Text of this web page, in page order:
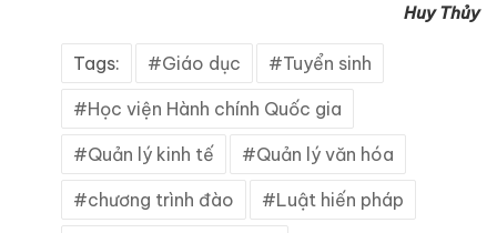
Huy Thủy
Tags: Giáo dục Tuyển sinh
Học viện Hành chính Quốc gia
Quản lý kinh tế Quản lý văn hóa
chương trình đào Luật hiến pháp